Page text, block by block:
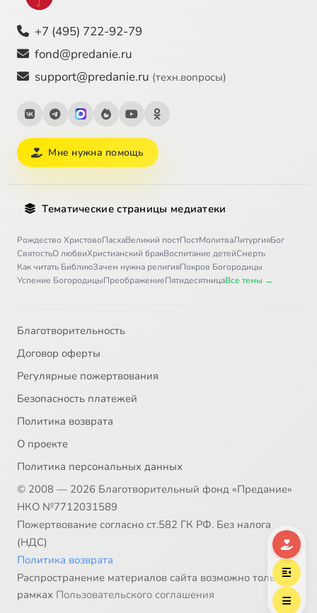
+7 (495) 722-92-79
fond@predanie.ru
support@predanie.ru (техн.вопросы)
Мне нужна помощь
Тематические страницы медиатеки
Рождество ХристовоПасхаВеликий постПостМолитваЛитургияБог
СвятостьО любвиХристианский бракВоспитание детейСмерть
Как читать БиблиюЗачем нужна религияПокров Богородицы
Успение БогородицыПреображениеПятидесятницаВсе темы →
Благотворительность
Договор оферты
Регулярные пожертвования
Безопасность платежей
Политика возврата
О проекте
Политика персональных данных
© 2008 — 2026 Благотворительный фонд «Предание»
НКО №7712031589
Пожертвование согласно ст.582 ГК РФ. Без налога
(НДС)
Политика возврата
Распространение материалов сайта возможно только в
рамках Пользовательского соглашения